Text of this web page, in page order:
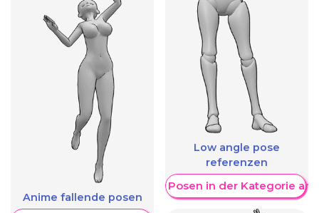
Anime fallende posen
Low angle pose
referenzen
Weitere Posen in der Kategorie